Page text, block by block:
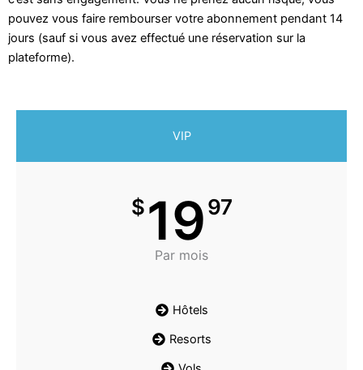
pouvez vous faire rembourser votre abonnement pendant 14
jours (sauf si vous avez effectué une réservation sur la
plateforme).
VIP
$1997
Par mois
Hôtels
Resorts